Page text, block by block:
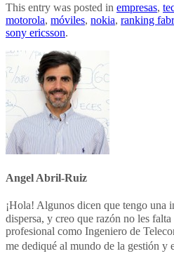
This entry was posted in empresas,
motorola, móviles, nokia, ranking
sony ericsson.
Angel Abril-Ruiz
¡Hola! Algunos dicen que tengo una
dispersa, y creo que razón no les
profesional como Ingeniero de
me dediqué al mundo de la gestión y